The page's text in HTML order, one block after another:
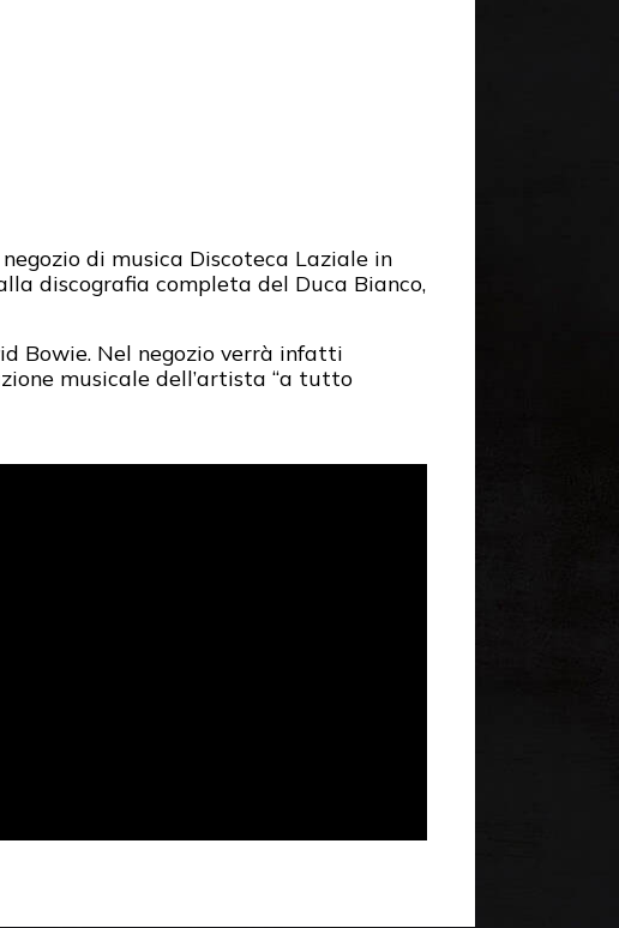
di musica Discoteca Laziale in
discografia completa del Duca Bianco,
Bowie. Nel negozio verrà infatti
musicale dell’artista “a tutto